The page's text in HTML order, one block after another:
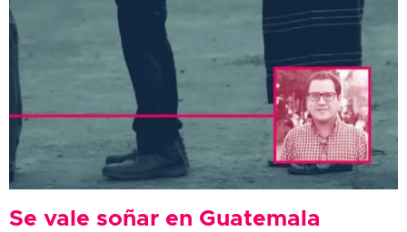
Se vale soñar en Guatemala